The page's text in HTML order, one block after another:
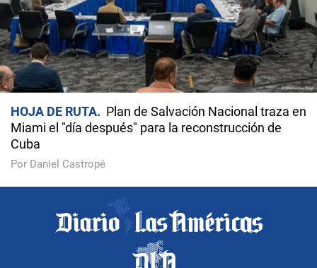
HOJA DE RUTA
Plan de Salvación Nacional traza en
Miami el "día después" para la reconstrucción de
Cuba
Por Daniel Castropé